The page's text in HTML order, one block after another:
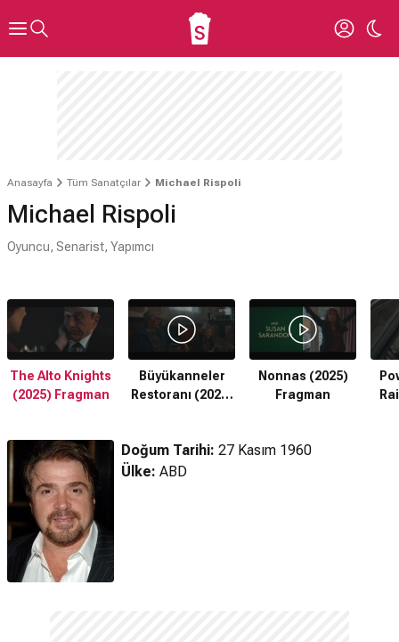
Anasayfa Tüm Sanatçılar Michael Rispoli
Michael Rispoli
Oyuncu, Senarist, Yapımcı
The Alto Knights
(2025) Fragman
Büyükanneler
Restoranı (2025)
Nonnas (2025)
Fragman
Doğum Tarihi: 27 Kasım 1960
Ülke: ABD